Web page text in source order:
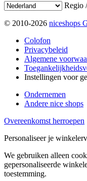
Regio
© 2010-2026 niceshops
Colofon
Privacybeleid
Algemene
Instellingen voor
Ondernemen
Andere nice shops
Overeenkomst herroepen
Personaliseer je
We gebruiken alleen
gepersonaliseerde
toestemming.